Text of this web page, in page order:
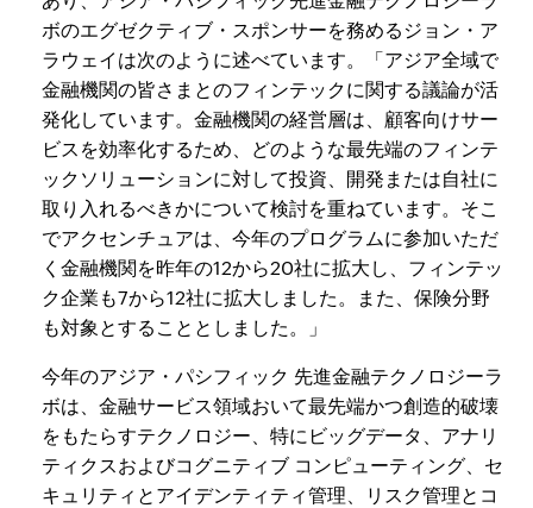
ボのエグゼクティブ・スポンサーを務めるジョン・ア
ラウェイは次のように述べています。「アジア全域で
金融機関の皆さまとのフィンテックに関する議論が活
発化しています。金融機関の経営層は、顧客向けサー
ビスを効率化するため、どのような最先端のフィンテ
ックソリューションに対して投資、開発または自社に
取り入れるべきかについて検討を重ねています。そこ
でアクセンチュアは、今年のプログラムに参加いただ
く金融機関を昨年の12から20社に拡大し、フィンテッ
ク企業も7から12社に拡大しました。また、保険分野
も対象とすることとしました。」
今年のアジア・パシフィック 先進金融テクノロジーラ
ボは、金融サービス領域おいて最先端かつ創造的破壊
をもたらすテクノロジー、特にビッグデータ、アナリ
ティクスおよびコグニティブ コンピューティング、セ
キュリティとアイデンティティ管理、リスク管理とコ